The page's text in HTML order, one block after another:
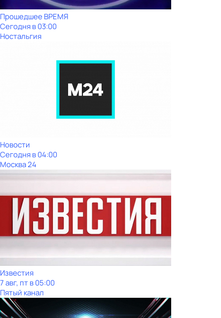
Прошедшее ВРЕМЯ
Сегодня в 03:00
Ностальгия
Новости
Сегодня в 04:00
Москва 24
Известия
7 авг, пт в 05:00
Пятый канал